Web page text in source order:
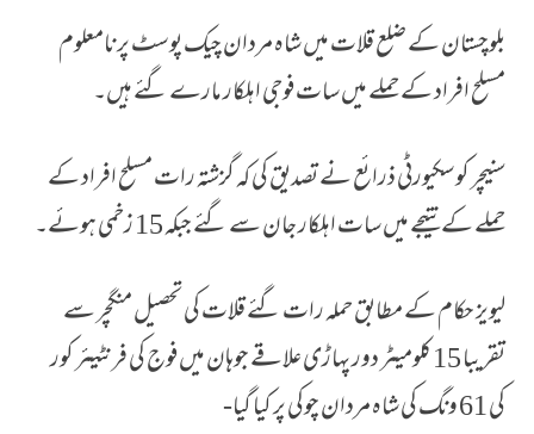
بلوچستان میں مسلح افراد کا فوجی چوکی پر حملہ، سات ہلاکتیں
بلوچستان کے ضلع قلات میں شاہ مردان چیک پوسٹ پر نامعلوم
مسلح افراد کے حملے میں سات فوجی اہلکار مارے گئے ہیں۔
سنیچر کو سکیورٹی ذرائع نے تصدیق کی کہ گزشتہ رات مسلح افراد کے
حملے کے نتیجے میں سات اہلکار جان سے گئے جبکہ 15 زخمی ہوئے۔
لیویز حکام کے مطابق حملہ رات گئے قلات کی تحصیل منگچر سے
تقریبا 15 کلومیٹر دور پہاڑی علاقے جوہان میں فوج کی فرنٹیئر کور
کی 61 ونگ کی شاہ مردان چوکی پر کیا گیا-